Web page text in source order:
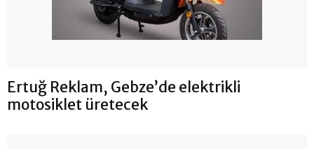
Ertuğ Reklam, Gebze’de elektrikli
motosiklet üretecek